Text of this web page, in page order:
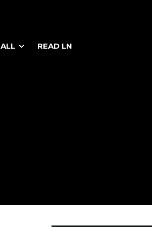
ALL READ LN